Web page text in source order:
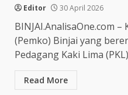
Editor 30 April 2026
BINJAI.AnalisaOne.com
(Pemko) Binjai yang
Pedagang Kaki Lima
Read More